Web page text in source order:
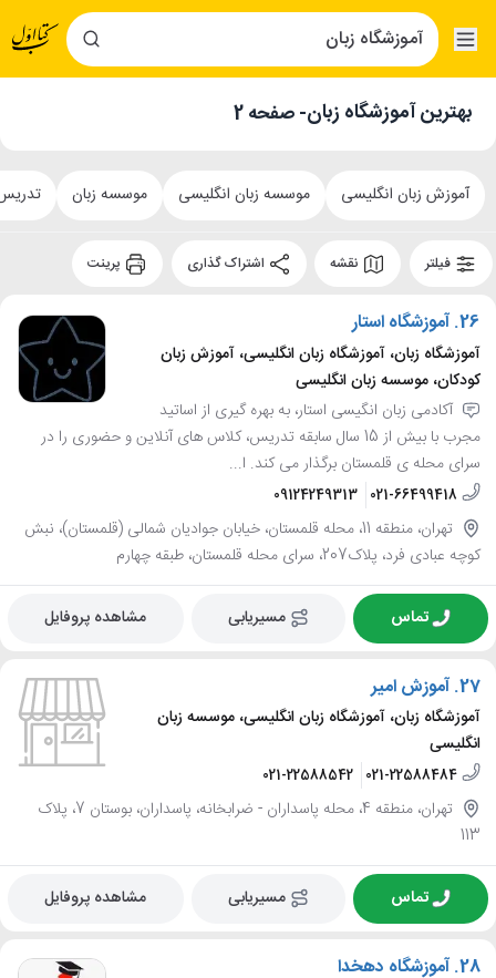
بهترین آموزشگاه زبان- صفحه 2
آموزش زبان انگلیسی موسسه زبان انگلیسی موسسه زبان
فیلتر نقشه
26. آموزشگاه استار
آموزشگاه زبان، آموزشگاه زبان انگلیسی، آموزش زبان
کودکان، موسسه زبان انگلیسی
آکادمی زبان انگیسی استار، به بهره گیری از اساتید
مجرب با بیش از 15 سال سابقه تدریس، کلاس های آنلاین و حضوری را در
سرای محله ی قلمستان برگذار می کند. ا...
021-66499418
09124249313
تهران، منطقه 11، محله قلمستان، خیابان جوادیان شمالی (قلمستان)، نبش
کوچه عبادی فرد، پلاک207، سرای محله قلمستان، طبقه چهارم
تماس مسیریابی مشاهده پروفایل
27. آموزش امیر
آموزشگاه زبان، آموزشگاه زبان انگلیسی، موسسه زبان
انگلیسی
021-22588484
021-22588542
تهران، منطقه 4، محله پاسداران - ضرابخانه، پاسداران، بوستان 7، پلاک
113
تماس مسیریابی مشاهده پروفایل
28. آموزشگاه دهخدا